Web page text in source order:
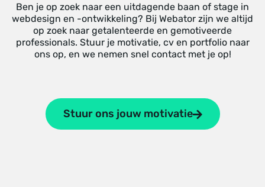
Ben je op zoek naar een uitdagende baan of stage in
webdesign en -ontwikkeling? Bij Webator zijn we altijd
op zoek naar getalenteerde en gemotiveerde
professionals. Stuur je motivatie, cv en portfolio naar
ons op, en we nemen snel contact met je op!
Stuur ons jouw motivatie